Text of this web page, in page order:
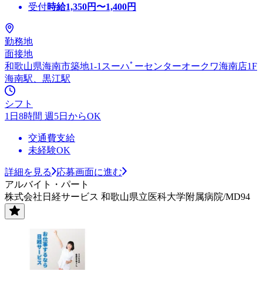
受付時給1,350円〜1,400円
勤務地
面接地
和歌山県海南市築地1-1スーハﾟーセンターオークワ海南店1F
海南駅、黒江駅
シフト
1日8時間 週5日からOK
交通費支給
未経験OK
詳細を見る
応募画面に進む
アルバイト・パート
株式会社日経サービス 和歌山県立医科大学附属病院/MD94